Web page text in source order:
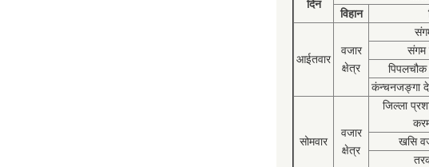
दिन
विहान
आईतवार
वजार
क्षेत्र
संगम
पिपलचौक
कंन्चनजङ्गा
सोमवार
वजार
क्षेत्र
जिल्ला
खसि